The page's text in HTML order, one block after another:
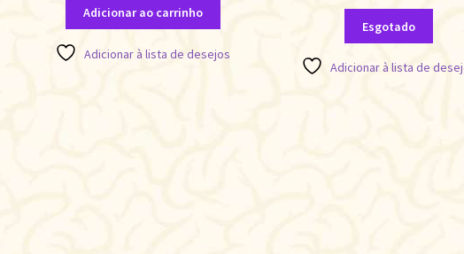
Adicionar ao carrinho
Adicionar à lista de desejos
Esgotado
Adicionar à lista de